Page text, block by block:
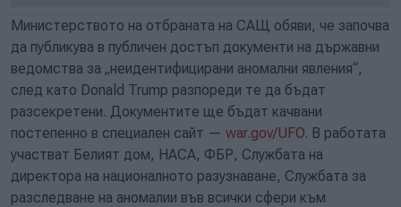
Министерството на отбраната на САЩ обяви, че започва
да публикува в публичен достъп документи на държавни
ведомства за „неидентифицирани аномални явления“,
след като Donald Trump разпореди те да бъдат
разсекретени. Документите ще бъдат качвани
постепенно в специален сайт — war.gov/UFO. В работата
участват Белият дом, НАСА, ФБР, Службата на
директора на националното разузнаване, Службата за
разследване на аномалии във всички сфери към